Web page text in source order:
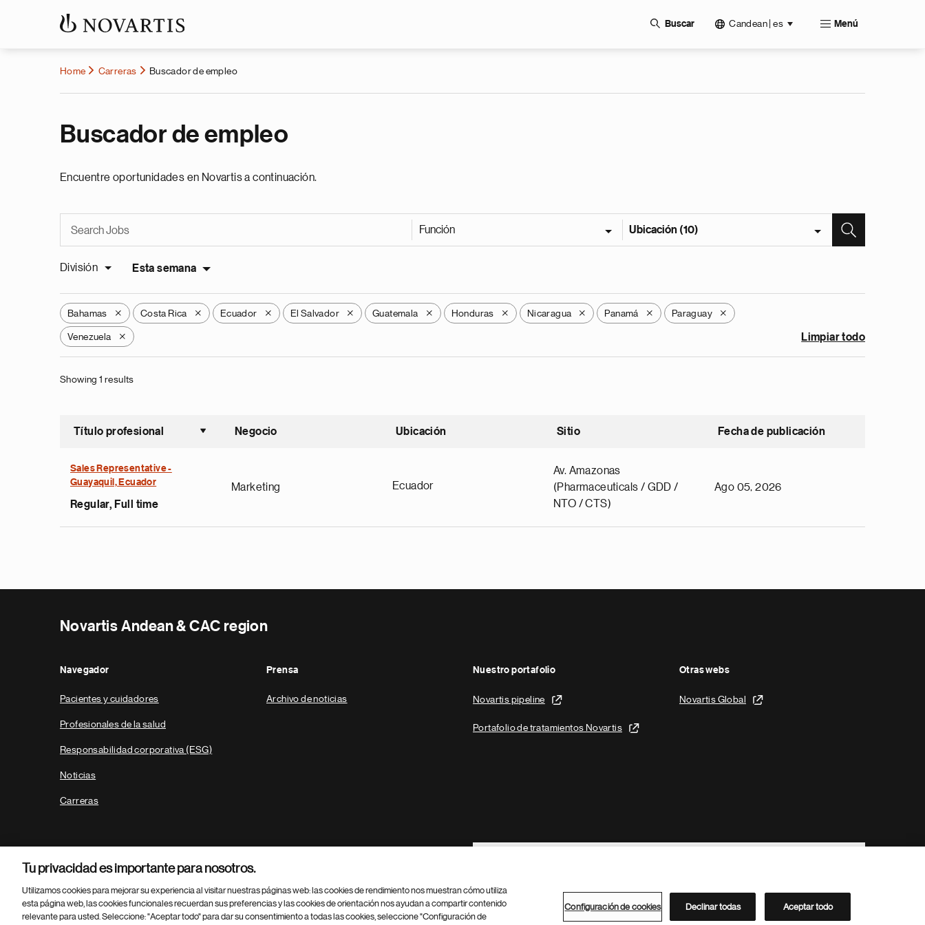
Buscar Candean | es Menú
Home Carreras Buscador de empleo
Buscador de empleo
Encuentre oportunidades en Novartis a continuación.
Función Ubicación (10)
División Esta semana
Bahamas X Costa Rica X Ecuador X El Salvador X Guatemala X Honduras X Nicaragua X Panamá X Paraguay X
Venezuela X Limpiar todo
Showing 1 results
Título profesional
Ordenar ascendente
Negocio Ubicación Sitio Fecha de publicación
Sales Representative -
Guayaquil, Ecuador
Regular, Full time
Marketing Ecuador
Av. Amazonas
(Pharmaceuticals / GDD /
NTO / CTS)
Ago 05, 2026
Novartis Andean & CAC region
Navegador
Pacientes y cuidadores
Profesionales de la salud
Responsabilidad corporativa (ESG)
Noticias
Carreras
Prensa
Archivo de noticias
Nuestro portafolio
Novartis pipeline
Portafolio de tratamientos Novartis
Otras webs
Novartis Global
Footer Site Search
Parte
© 2026 Novartis AG Directorio de Novartis
Tu privacidad es importante para nosotros.
Utilizamos cookies para mejorar su experiencia al visitar nuestras páginas web: las cookies de rendimiento nos muestran cómo utiliza
esta página web, las cookies funcionales recuerdan sus preferencias y las cookies de orientación nos ayudan a compartir contenido
relevante para usted. Seleccione: "Aceptar todo" para dar su consentimiento a todas las cookies, seleccione "Configuración de
Configuración de cookies Declinar todas Aceptar todo